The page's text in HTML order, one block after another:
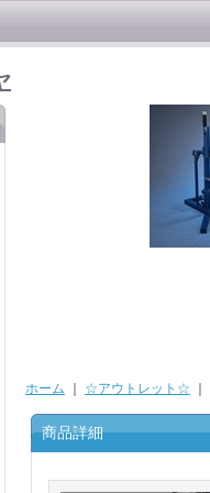
ホーム ☆アウトレット☆
商品詳細